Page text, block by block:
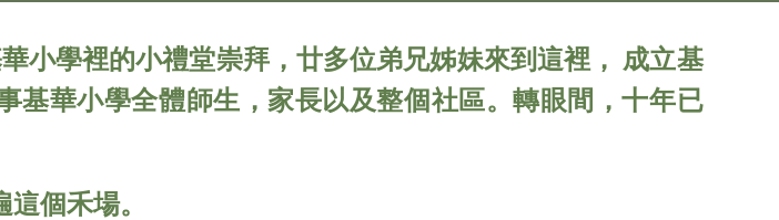
小學裡的小禮堂崇拜，廿多位弟兄姊妹來到這裡， 成立基
基華小學全體師生，家長以及整個社區。轉眼間，十年已
個禾場。